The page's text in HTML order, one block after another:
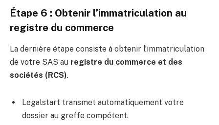
Étape 6 : Obtenir l’immatriculation au
registre du commerce
La dernière étape consiste à obtenir l’immatriculation
de votre SAS au registre du commerce et des
sociétés (RCS).
Legalstart transmet automatiquement votre
dossier au greffe compétent.